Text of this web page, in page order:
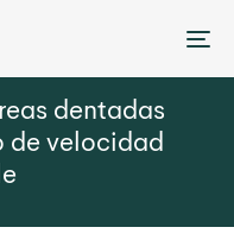
dentadas
de velocidad